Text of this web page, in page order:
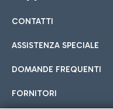
Cucina Internazionale
Hotel in aeroporto
Scegli l'alloggio più
Car sharing
Con il Car Sharing è
CONTATTI
ASSISTENZA SPECIALE
DOMANDE FREQUENTI
FORNITORI